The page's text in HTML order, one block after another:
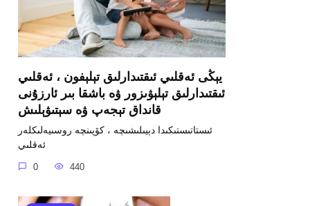
يېڭى ئەقلىي ئىقتىدارلىق تېلېفون ، ئەقلىي
ئىقتىدارلىق تېلېۋىزور ۋە باشقا بىر ئارزۇنى
قانداق تېجەپ ۋە سېتىۋېلىش
ئىستاتىستىكىدا دېيىلىشىچە ، كۆپىنچە روسىيەلىكلەر
ئەقلىي
0 440